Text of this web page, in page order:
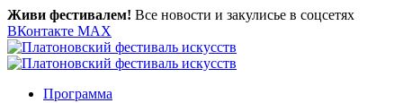
Живи фестивалем! Все новости и закулисье в соцсетях
ВКонтакте MAX
Программа